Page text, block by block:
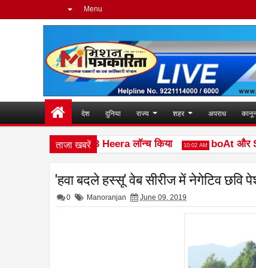
Menu
देश दुनिया राज्य शहर अपराध
ताजा खबरें
फीचर फोन Ace 3 Heera लॉन्च किया 10:02 AM boAt और
'हवा बदले हस्सू' वेब सीरीज में नेगेटिव
0 Manoranjan June 09, 2019